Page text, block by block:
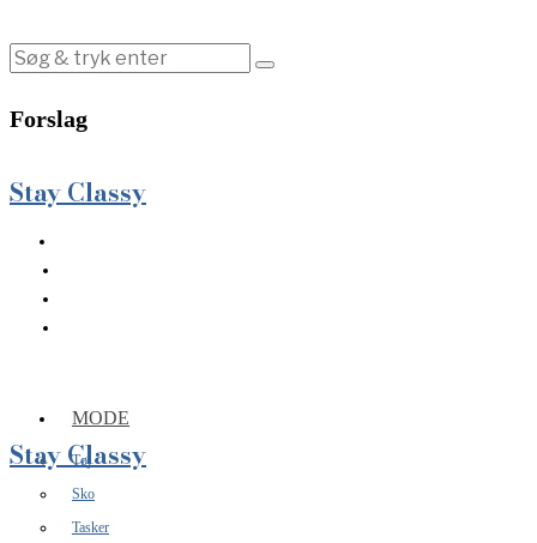
Forslag
Stay Classy
MODE
Tøj
Sko
Tasker
Stay Classy